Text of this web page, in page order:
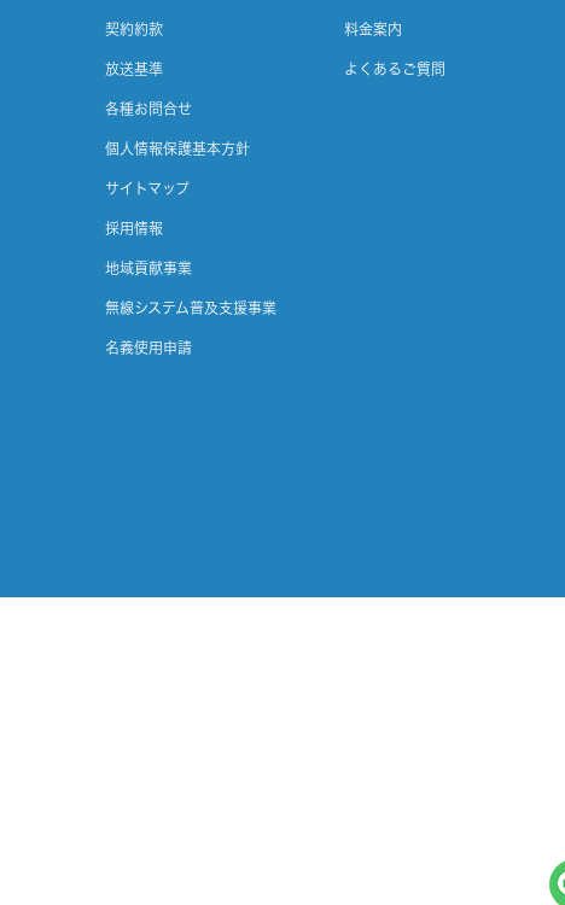
契約約款
放送基準
各種お問合せ
個人情報保護基本方針
サイトマップ
採用情報
地域貢献事業
無線システム普及支援事業
名義使用申請
料金案内
よくあるご質問